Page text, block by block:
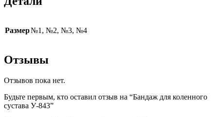
Размер№1, №2, №3, №4
Отзывы
Отзывов пока нет.
Будьте первым, кто оставил отзыв на “Бандаж для коленного
сустава У-843”